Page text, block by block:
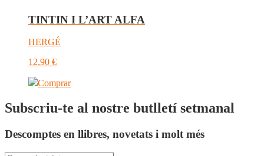
TINTIN I L’ART ALFA
HERGÉ
12,90 €
Comprar
Subscriu-te al nostre butlletí setmanal
Descomptes en llibres, novetats i molt més